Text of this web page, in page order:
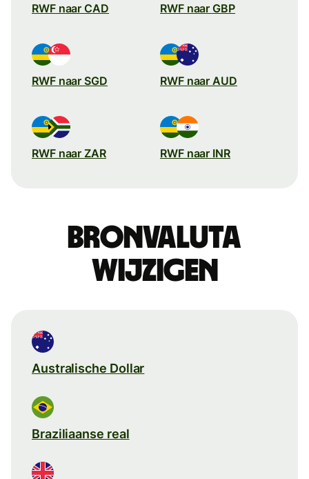
RWF naar CAD RWF naar GBP
RWF naar SGD RWF naar AUD
RWF naar ZAR RWF naar INR
Bronvaluta
wijzigen
Australische Dollar
Braziliaanse real